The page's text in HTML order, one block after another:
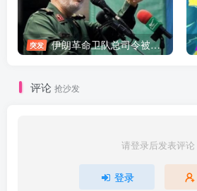
突发 伊朗革命卫队总司令被暗杀，中东局势再添变数
评论 抢沙发
请登录后发表评论
登录